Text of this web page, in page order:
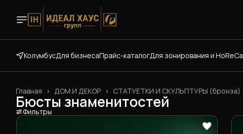
КолумбусДля бизнесаПрайс-каталогДля зонирования и HoReCa
СТАТУЕТКИ И СКУЛЬПТУРЫ (бронза)
ДОМ И ДЕКОР ›
Главная ›
Бюсты знаменитостей
Фильтры